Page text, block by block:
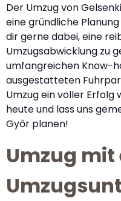
Der Umzug von
eine gründliche
dir gerne dabei, eine
Umzugsabwicklung zu
umfangreichen Know-
ausgestatteten
Umzug ein voller Erfolg
heute und lass uns
Győr planen!
Umzug mit